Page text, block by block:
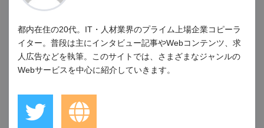
都内在住の20代。IT・人材業界のプライム上場企業コピーラ
イター。普段は主にインタビュー記事やWebコンテンツ、求
人広告などを執筆。このサイトでは、さまざまなジャンルの
Webサービスを中心に紹介していきます。